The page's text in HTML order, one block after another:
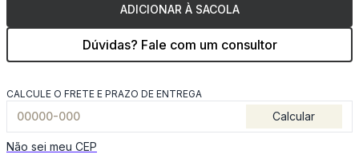
ADICIONAR À SACOLA
Dúvidas? Fale com um consultor
CALCULE O FRETE E PRAZO DE ENTREGA
Calcular
Não sei meu CEP